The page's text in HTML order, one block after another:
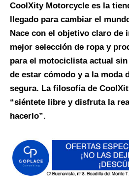
CoolXity Motorcycle es la
llegado para cambiar el
Nace con el objetivo claro de
mejor selección de ropa y
para el motociclista actual
de estar cómodo y a la moda
segura. La filosofía de
“siéntete libre y disfruta la
hacerlo”.